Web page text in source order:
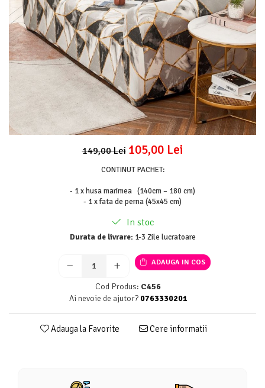
Lenjerii Pat Imprimeu 5D cu Elastic
Cearceaf cu Elastic pat 1 Persoana
Cearceaf cu Elastic pat 2 Persoane
Lenjerii Pat Inimi Brodate
Lenjerii Pat, Bumbac-Finet Premium, 1
Lenjerii Pat, Bumbac-Finet Premium, 2
Persoane
Cearceaf cu Elastic
149,00 Lei 105,00 Lei
CONTINUT PACHET:
- 1 x husa marimea (140cm – 180 cm)
- 1 x fata de perna (45x45 cm)
In stoc
Durata de livrare: 1-3 Zile lucratoare
ADAUGA IN COS
Cod Produs: C456
Ai nevoie de ajutor? 0763330201
Adauga la Favorite Cere informatii